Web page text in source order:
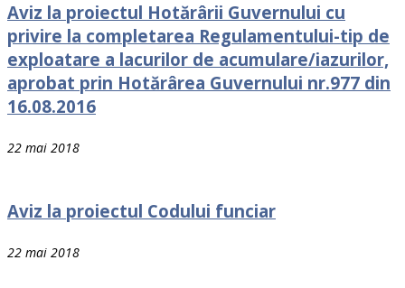
Aviz la proiectul Hotărârii Guvernului cu
privire la completarea Regulamentului-tip de
exploatare a lacurilor de acumulare/iazurilor,
aprobat prin Hotărârea Guvernului nr.977 din
16.08.2016
22 mai 2018
Aviz la proiectul Codului funciar
22 mai 2018